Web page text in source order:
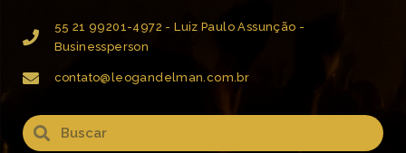
55 21 99201-4972 - Luiz Paulo Assunção -
Businessperson
contato@leogandelman.com.br